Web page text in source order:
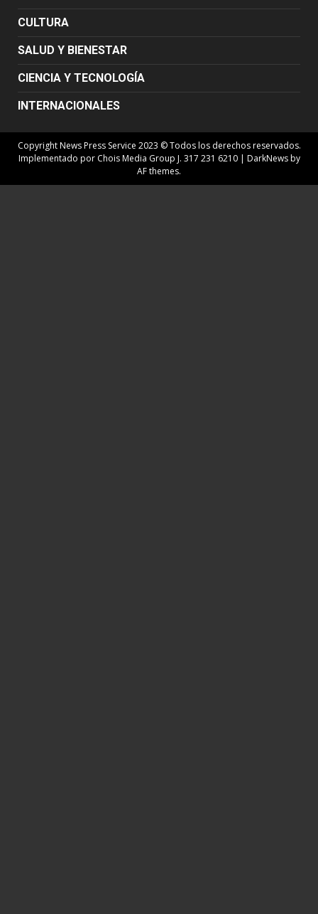
CULTURA
SALUD Y BIENESTAR
CIENCIA Y TECNOLOGÍA
INTERNACIONALES
Copyright News Press Service 2023 © Todos los derechos reservados.
Implementado por Chois Media Group J. 317 231 6210 | DarkNewsby
AF themes.